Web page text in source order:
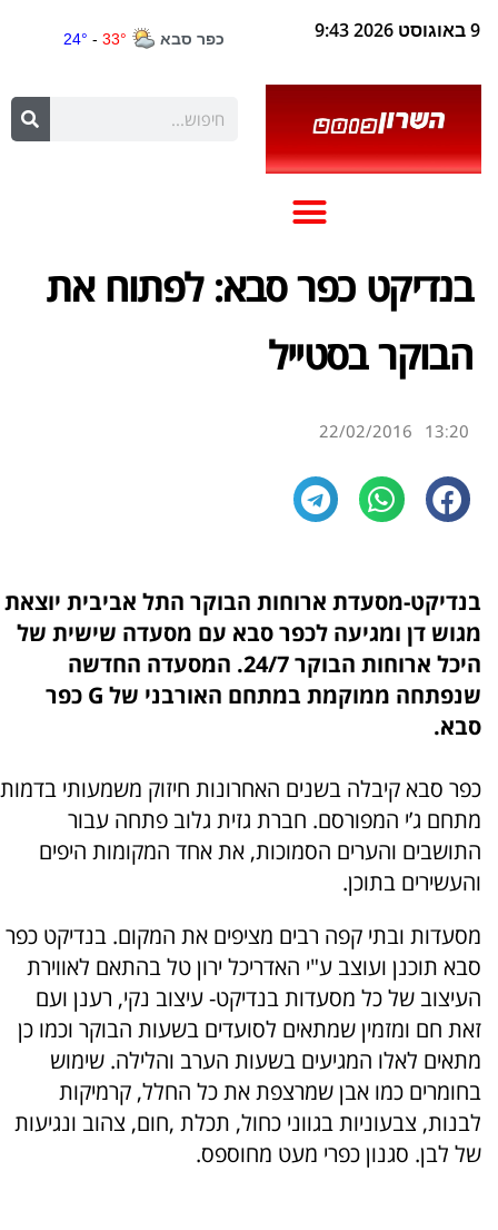
9 באוגוסט 2026 9:43
בנדיקט כפר סבא: לפתוח את
הבוקר בסטייל
13:20
22/02/2016
בנדיקט-מסעדת ארוחות הבוקר התל אביבית יוצאת
מגוש דן ומגיעה לכפר סבא עם מסעדה שישית של
היכל ארוחות הבוקר 24/7. המסעדה החדשה
שנפתחה ממוקמת במתחם האורבני של G כפר
סבא.
כפר סבא קיבלה בשנים האחרונות חיזוק משמעותי בדמות
מתחם ג’י המפורסם. חברת גזית גלוב פתחה עבור
התושבים והערים הסמוכות, את אחד המקומות היפים
והעשירים בתוכן.
מסעדות ובתי קפה רבים מציפים את המקום. בנדיקט כפר
סבא תוכנן ועוצב ע"י האדריכל ירון טל בהתאם לאווירת
העיצוב של כל מסעדות בנדיקט- עיצוב נקי, רענן ועם
זאת חם ומזמין שמתאים לסועדים בשעות הבוקר וכמו כן
מתאים לאלו המגיעים בשעות הערב והלילה. שימוש
בחומרים כמו אבן שמרצפת את כל החלל, קרמיקות
לבנות, צבעוניות בגווני כחול, תכלת ,חום, צהוב ונגיעות
של לבן. סגנון כפרי מעט מחוספס.